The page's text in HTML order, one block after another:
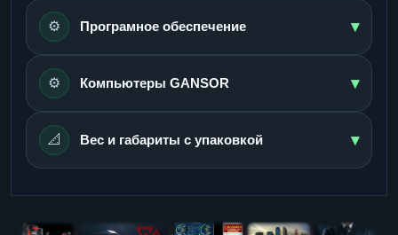
⚙️ Програмное обеспечение ▾
⚙️ Компьютеры GANSOR ▾
📐 Вес и габариты с упаковкой ▾